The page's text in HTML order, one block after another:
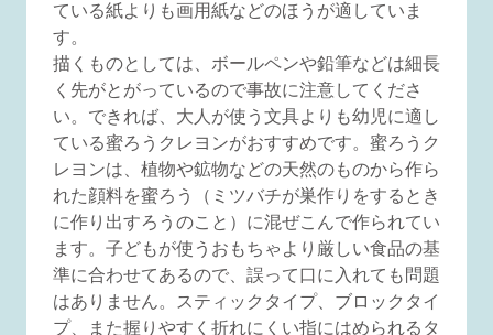
ている紙よりも画用紙などのほうが適していま
す。
描くものとしては、ボールペンや鉛筆などは細長
く先がとがっているので事故に注意してくださ
い。できれば、大人が使う文具よりも幼児に適し
ている蜜ろうクレヨンがおすすめです。蜜ろうク
レヨンは、植物や鉱物などの天然のものから作ら
れた顔料を蜜ろう（ミツバチが巣作りをするとき
に作り出すろうのこと）に混ぜこんで作られてい
ます。子どもが使うおもちゃより厳しい食品の基
準に合わせてあるので、誤って口に入れても問題
はありません。スティックタイプ、ブロックタイ
プ、また握りやすく折れにくい指にはめられるタ